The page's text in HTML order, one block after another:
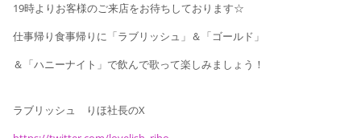
19時よりお客様のご来店をお待ちしております☆
仕事帰り食事帰りに「ラブリッシュ」＆「ゴールド」
＆「ハニーナイト」で飲んで歌って楽しみましょう！
ラブリッシュ りほ社長のX